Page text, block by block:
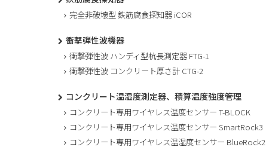
完全非破壊型 鉄筋腐食探知器 iCOR
衝撃弾性波機器
衝撃弾性波 ハンディ型杭長測定器 FTG-1
衝撃弾性波 コンクリート厚さ計 CTG-2
コンクリート温湿度測定器、積算温度強度管理
コンクリート専用ワイヤレス温度センサー T-BLOCK
コンクリート専用ワイヤレス温度センサー SmartRock3
コンクリート専用ワイヤレス温湿度センサー BlueRock2